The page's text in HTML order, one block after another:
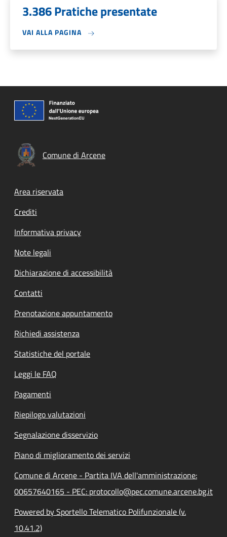
3.386 Pratiche presentate
VAI ALLA PAGINA
Comune di Arcene
Footer menu
Area riservata
Crediti
Informativa privacy
Note legali
Dichiarazione di accessibilità
Contatti
Prenotazione appuntamento
Richiedi assistenza
Statistiche del portale
Leggi le FAQ
Pagamenti
Riepilogo valutazioni
Segnalazione disservizio
Piano di miglioramento dei servizi
Comune di Arcene - Partita IVA dell'amministrazione:
00657640165 - PEC: protocollo@pec.comune.arcene.bg.it
Powered by Sportello Telematico Polifunzionale (v.
10.41.2)